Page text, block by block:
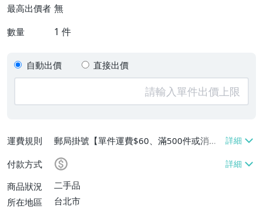
最高出價者 無
數量 1 件
自動出價 直接出價
運費規則
郵局掛號【單件運費$60、滿500件或消費
滿$20000免運費】
付款方式
商品狀況
二手品
所在地區
台北市